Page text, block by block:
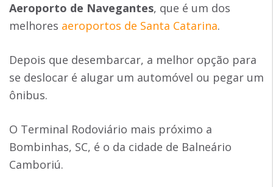
Aeroporto de Navegantes, que é um dos
melhores aeroportos de Santa Catarina.
Depois que desembarcar, a melhor opção para
se deslocar é alugar um automóvel ou pegar um
ônibus.
O Terminal Rodoviário mais próximo a
Bombinhas, SC, é o da cidade de Balneário
Camboriú.